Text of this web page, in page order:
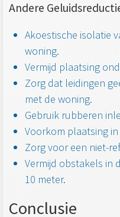
Andere
Akoestische isolatie
woning.
Vermijd plaatsing
Zorg dat leidingen
met de woning.
Gebruik rubberen
Voorkom plaatsing
Zorg voor een niet-
Vermijd obstakels in
10 meter.
Conclusie